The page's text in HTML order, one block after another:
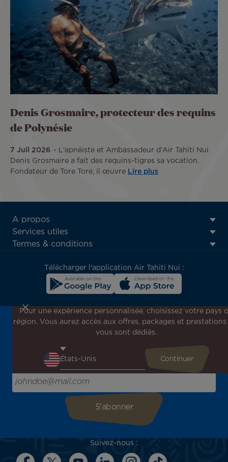
Denis Grosmaire, protecteur des requins
de Polynésie
7 Juil 2026
L'apnéiste et Ambassadeur d'Air Tahiti Nui
Denis Grosmaire a fait des requins-tigres sa vocation.
Fondateur de Tore Tore, il œuvre Lire plus
ATN:
Footer
menu
A propos
Services utiles
Termes & conditions
Télécharger l'application Air Tahiti Nui :
Inscrivez-vous à notre newsletter !
Recevez en avant-première toutes nos offres spéciales et
l'inspiration pour votre prochain voyage !
Saisissez votre adresse e-mail ici
Suivez-nous :
Pour une expérience personnalisée, choisissez votre pays
région. Vous aurez accès aux offres, packages et prestations
vous sont dédiés.